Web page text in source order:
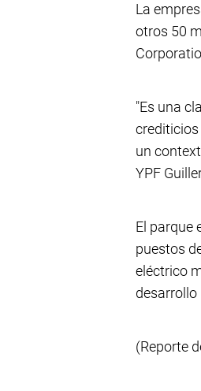
La
otros 50
"Es una
un
YPF
El parque
puestos
eléctrico
desarrollo
(Reporte